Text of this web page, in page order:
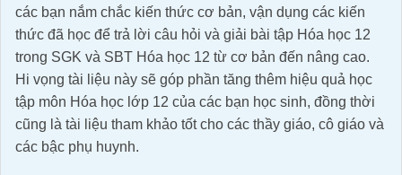
các bạn nắm chắc kiến thức cơ bản, vận dụng các kiến
thức đã học để trả lời câu hỏi và giải bài tập Hóa học 12
trong SGK và SBT Hóa học 12 từ cơ bản đến nâng cao.
Hi vọng tài liệu này sẽ góp phần tăng thêm hiệu quả học
tập môn Hóa học lớp 12 của các bạn học sinh, đồng thời
cũng là tài liệu tham khảo tốt cho các thầy giáo, cô giáo và
các bậc phụ huynh.